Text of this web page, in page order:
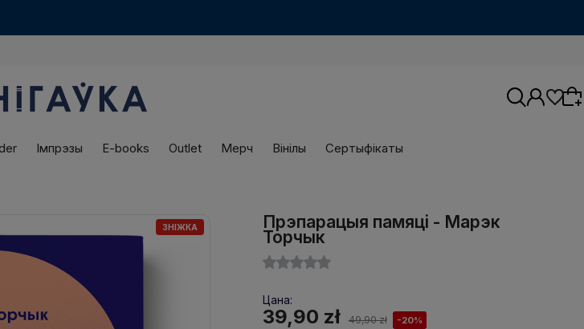
Wybierz coś dla siebie z naszej aktualnej
oferty lub zaloguj się, aby przywrócić dodane
produkty do listy z poprzedniej sesji.
Імпрэзы E-books Outlet Мерч Вінілы Сертыфікаты
ЗНІЖКА Прэпарацыя памяці - Марэк
Торчык
Цана:
39,90 zł 49,90 zł -20%